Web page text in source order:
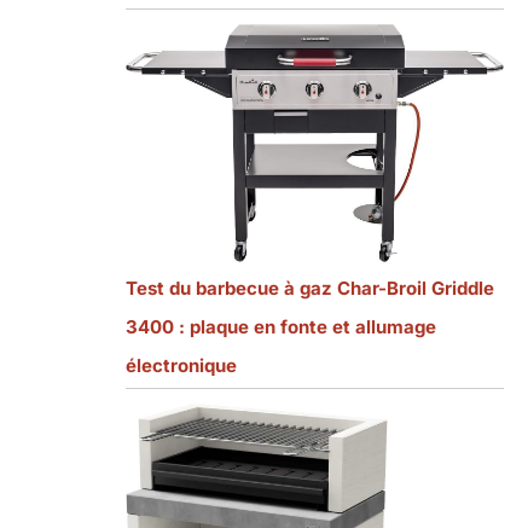
Test du barbecue à gaz Char-Broil Griddle
3400 : plaque en fonte et allumage
électronique